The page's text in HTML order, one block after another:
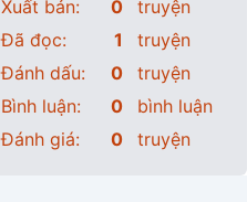
Xuất bản: 0
truyện
Đã đọc:
1
truyện
Đánh dấu:
0
truyện
Bình luận:
0
bình luận
Đánh giá:
0 truyện